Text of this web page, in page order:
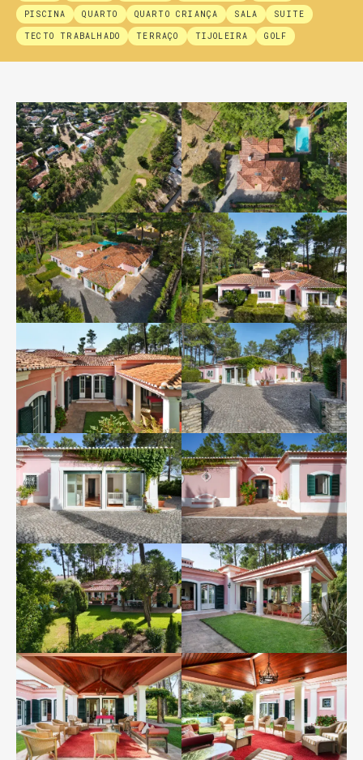
PISCINA QUARTO QUARTO CRIANÇA SALA SUITE
TECTO TRABALHADO TERRAÇO TIJOLEIRA GOLF